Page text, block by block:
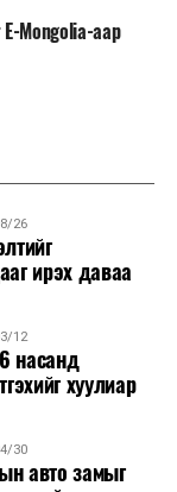
E-Mongolia-аар
санхүүгийн
албан татварыг
...
26
ирэх даваа
12
насанд
хуулиар
30
авто замыг